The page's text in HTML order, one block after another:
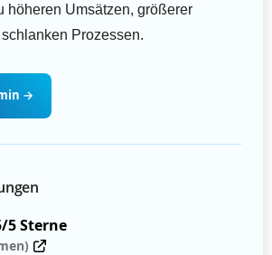
höheren Umsätzen, größerer
Prozessen.
→
5 Sterne